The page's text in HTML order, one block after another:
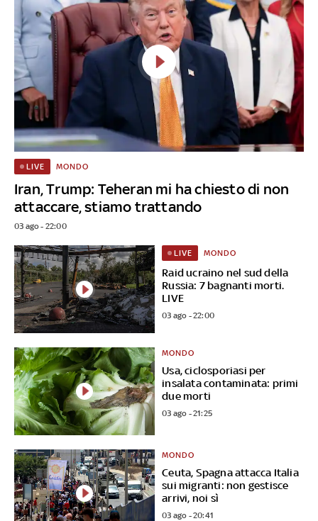
Iran, Trump: Teheran mi ha chiesto di non
attaccare, stiamo trattando
LIVE MONDO
03 ago - 22:00
Raid ucraino nel sud della
Russia: 7 bagnanti morti.
LIVE
LIVE MONDO
03 ago - 22:00
Usa, ciclosporiasi per
insalata contaminata: primi
due morti
MONDO
03 ago - 21:25
Ceuta, Spagna attacca Italia
sui migranti: non gestisce
arrivi, noi sì
MONDO
03 ago - 20:41